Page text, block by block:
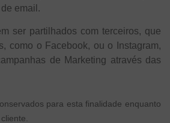
email.
ser partilhados com terceiros, que
como o Facebook, ou o Instagram,
de Marketing através das
para esta finalidade enquanto